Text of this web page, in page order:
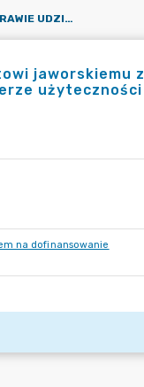
UCHWAŁA NR LX.328.24 W SPRAWIE UDZIELENIA POMOCY FINANSOWEJ POWIATOWI JAWORSKIEMU Z PRZEZNACZENIEM NA DOFINANSOWANIE TRANSPORTU ZBIOROWEGO O CHARAKTERZE UŻYTECZNOŚCI PUBLICZNEJ
jaworskiemu z
użyteczności
na dofinansowanie